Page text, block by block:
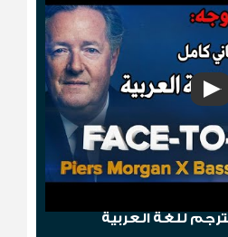
للغة العربية